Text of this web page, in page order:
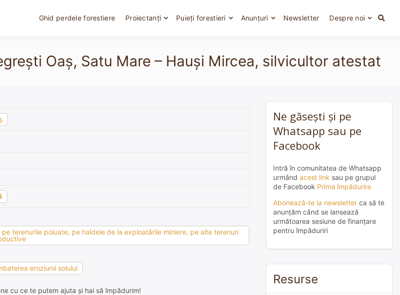
Ghid perdele forestiere Proiectanți Puieți forestieri Anunțuri Newsletter Despre noi
Oaș, Satu Mare – Hauși Mircea, silvicultor atestat
terenurile poluate, pe haldele de la exploatările miniere, pe alte terenuri
eroziunii solului
cu ce te putem ajuta și hai să împădurim!
Ne găsești și pe
Whatsapp sau pe
Facebook
Intră în comunitatea de Whatsapp
urmând acest link sau pe grupul
de Facebook Prima împădurire
Abonează-te la newsletter ca să te
anunțăm când se lansează
următoarea sesiune de finanțare
pentru împăduriri
Resurse